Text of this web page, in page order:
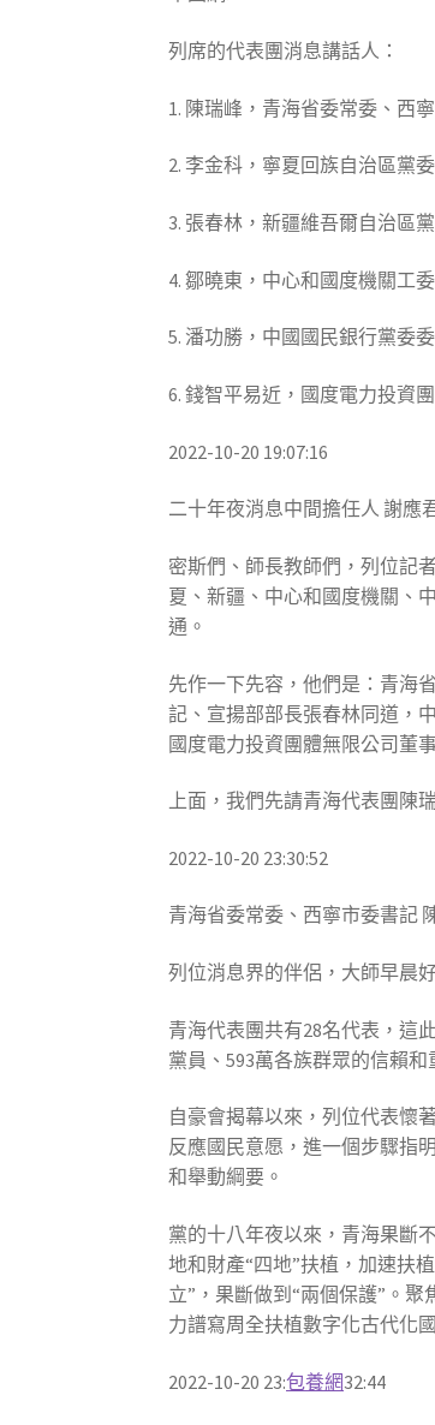
列席的代表團消息講話人：
1. 陳瑞峰，青海省委常委、西
2. 李金科，寧夏回族自治區黨
3. 張春林，新疆維吾爾自治區
4. 鄒曉東，中心和國度機關工
5. 潘功勝，中國國民銀行黨委
6. 錢智平易近，國度電力投資
2022-10-20 19:07:16
二十年夜消息中間擔任人 謝應
密斯們、師長教師們，列位記
夏、新疆、中心和國度機關、
通。
先作一下先容，他們是：青海
記、宣揚部部長張春林同道，
國度電力投資團體無限公司董
上面，我們先請青海代表團陳
2022-10-20 23:30:52
青海省委常委、西寧市委書記
列位消息界的伴侶，大師早晨
青海代表團共有28名代表，這
黨員、593萬各族群眾的信賴
自豪會揭幕以來，列位代表懷
反應國民意愿，進一個步驟指
和舉動綱要。
黨的十八年夜以來，青海果斷
地和財產“四地”扶植，加速扶
立”，果斷做到“兩個保護”。
力譜寫周全扶植數字化古代化
2022-10-20 23:包養網32:44